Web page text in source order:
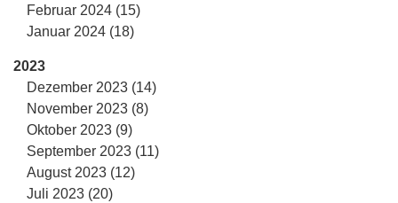
Februar 2024 (15)
Januar 2024 (18)
2023
Dezember 2023 (14)
November 2023 (8)
Oktober 2023 (9)
September 2023 (11)
August 2023 (12)
Juli 2023 (20)